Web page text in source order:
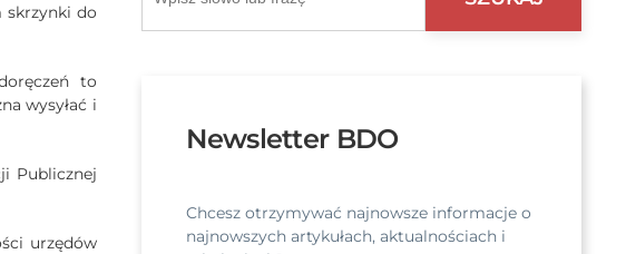
skrzynki do
to
wysyłać i
Publicznej
urzędów
Newsletter BDO
Chcesz otrzymywać najnowsze informacje o
najnowszych artykułach, aktualnościach i